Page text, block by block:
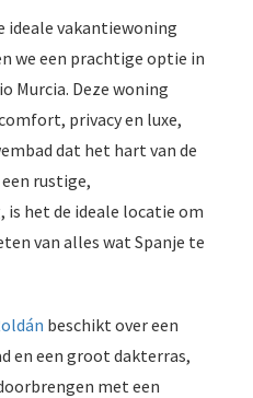
ideale vakantiewoning
we een prachtige optie in
Murcia. Deze woning
privacy en luxe,
dat het hart van de
rustige,
het de ideale locatie om
van alles wat Spanje te
beschikt over een
en een groot dakterras,
met een